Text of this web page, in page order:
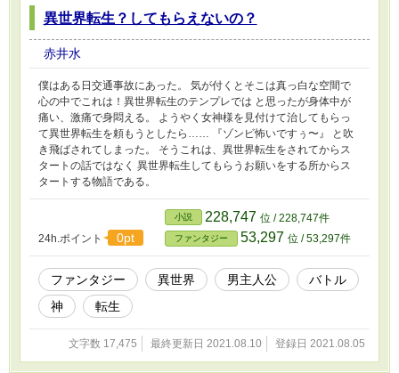
異世界転生？してもらえないの？
赤井水
僕はある日交通事故にあった。 気が付くとそこは真っ白な空間で
心の中でこれは！異世界転生のテンプレでは と思ったが身体中が
痛い、激痛で身悶える。 ようやく女神様を見付けて治してもらっ
て異世界転生を頼もうとしたら…… 『ゾンビ怖いですぅ〜』 と吹
き飛ばされてしまった。 そうこれは、異世界転生をされてからス
タートの話ではなく 異世界転生してもらうお願いをする所からス
タートする物語である。
24h.ポイント 0pt
小説 228,747 位 / 228,747件
ファンタジー 53,297 位 / 53,297件
ファンタジー 異世界 男主人公
バトル
神
転生
文字数 17,475 最終更新日 2021.08.10 登録日 2021.08.05